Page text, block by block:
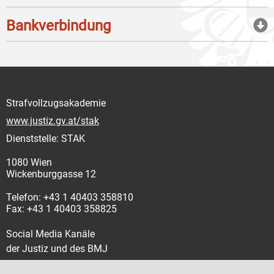
Bankverbindung
Strafvollzugsakademie
www.justiz.gv.at/stak
Dienststelle: STAK
1080 Wien
Wickenburggasse 12
Telefon: +43 1 40403 358810
Fax: +43 1 40403 358825
Social Media Kanäle
der Justiz und des BMJ